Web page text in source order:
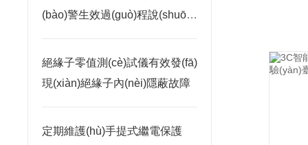
(bào)警生效過(guò)程說(shuō)
絕緣子零值測(cè)試儀有效發(fā)
現(xiàn)絕緣子內(nèi)隱蔽故障
定期維護(hù)手提式繼電保護